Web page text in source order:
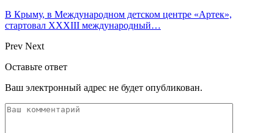
В Крыму, в Международном детском центре «Артек»,
стартовал XXXIII международный…
Prev Next
Оставьте ответ
Ваш электронный адрес не будет опубликован.